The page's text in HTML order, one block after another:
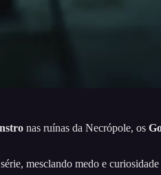
nas ruínas da Necrópole, os
mesclando medo e